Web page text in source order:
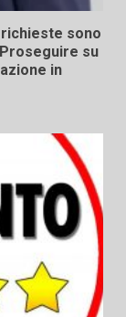
sono
su
in